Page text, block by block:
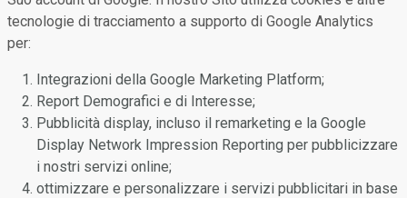
tecnologie di tracciamento a supporto di Google Analytics
per:
Integrazioni della Google Marketing Platform;
Report Demografici e di Interesse;
Pubblicità display, incluso il remarketing e la Google
Display Network Impression Reporting per pubblicizzare
i nostri servizi online;
ottimizzare e personalizzare i servizi pubblicitari in base